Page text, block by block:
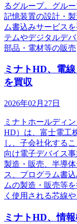
るグループ。グル
記憶装置の設計・
ム書込みサービス
テムやデジタルデ
部品・電材等の販売
ミナトHD、電
を買収
2026年02月27日
ミナトホールディ
HD）は、富士電工
し、子会社化する
向け電子デバイス
製造・販売、半導
ス、プログラム書
ムの製造・販売等
く使用される芯線や
ミナトHD、情